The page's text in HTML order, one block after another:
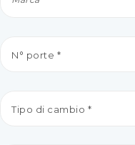
N° porte *
Tipo di cambio *